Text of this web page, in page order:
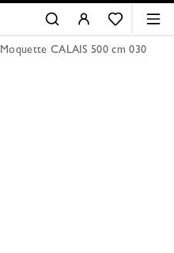
Moquette CALAIS 500 cm 030